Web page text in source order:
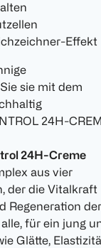
Effekt
sie mit dem
24H-
24H-Creme
aus vier
der die Vitalkraft
Regeneration der
für ein jung
Glätte,